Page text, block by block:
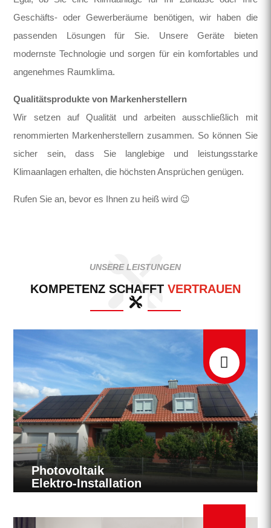
Geschäfts- oder Gewerberäume benötigen, wir haben die
passenden Lösungen für Sie. Unsere Geräte bieten
modernste Technologie und sorgen für ein komfortables und
angenehmes Raumklima.
Qualitätsprodukte von Markenherstellern
Wir setzen auf Qualität und arbeiten ausschließlich mit
renommierten Markenherstellern zusammen. So können Sie
sicher sein, dass Sie langlebige und leistungsstarke
Klimaanlagen erhalten, die höchsten Ansprüchen genügen.
Rufen Sie an, bevor es Ihnen zu heiß wird 😉
UNSERE LEISTUNGEN
KOMPETENZ SCHAFFT VERTRAUEN

Photovoltaik
Elektro-Installation